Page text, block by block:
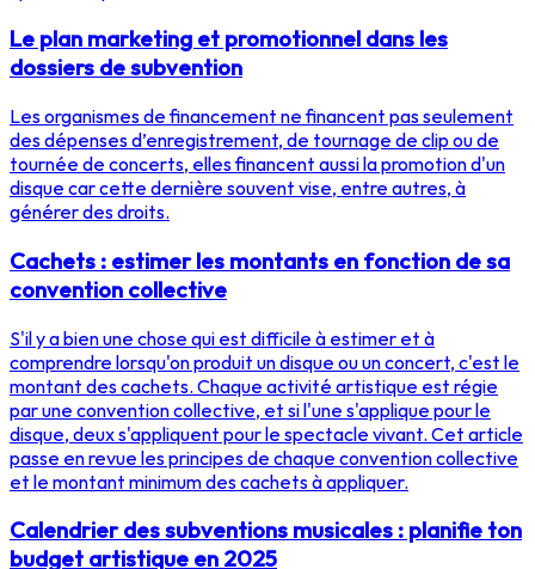
Le plan marketing et promotionnel dans les
dossiers de subvention
Les organismes de financement ne financent pas seulement
des dépenses d’enregistrement, de tournage de clip ou de
tournée de concerts, elles financent aussi la promotion d'un
disque car cette dernière souvent vise, entre autres, à
générer des droits.
Cachets : estimer les montants en fonction de sa
convention collective
S'il y a bien une chose qui est difficile à estimer et à
comprendre lorsqu'on produit un disque ou un concert, c'est le
montant des cachets. Chaque activité artistique est régie
par une convention collective, et si l'une s'applique pour le
disque, deux s'appliquent pour le spectacle vivant. Cet article
passe en revue les principes de chaque convention collective
et le montant minimum des cachets à appliquer.
Calendrier des subventions musicales : planifie ton
budget artistique en 2025